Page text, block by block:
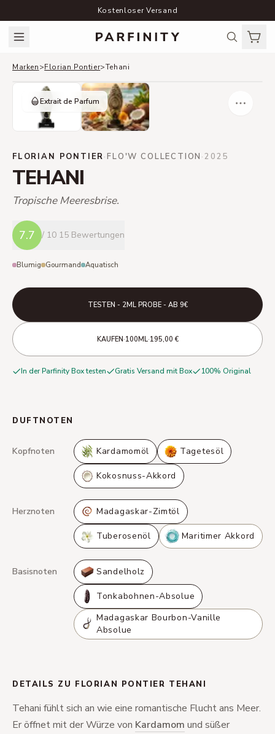
Kostenloser Versand
Marken>Florian Pontier>Tehani
Extrait de Parfum
FLORIAN PONTIER·FLO'W COLLECTION ·2025
TEHANI
Tropische Meeresbrise.
7.7 / 10 15 Bewertungen
Blumig Gourmand Aquatisch
TESTEN - 2ML PROBE - AB 9€
KAUFEN·100ML·195,00 €
In der Parfinity Box testen Gratis Versand mit Box 100% Original
DUFTNOTEN
Kopfnoten Kardamomöl Tagetesöl
Kokosnuss-Akkord
Herznoten Madagaskar-Zimtöl
Tuberosenöl Maritimer Akkord
Basisnoten Sandelholz
Tonkabohnen-Absolue
Madagaskar Bourbon-Vanille
Absolue
DETAILS ZU FLORIAN PONTIER TEHANI
Tehani fühlt sich an wie eine romantische Flucht ans Meer.
Er öffnet mit der Würze von Kardamom und süßer